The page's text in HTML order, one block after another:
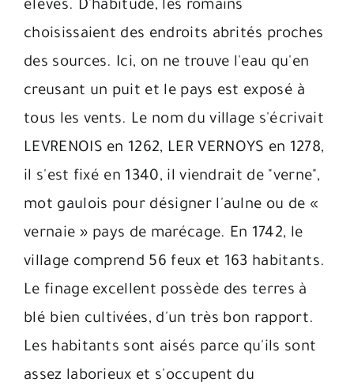
élèves. D'habitude, les romains
choisissaient des endroits abrités proches
des sources. Ici, on ne trouve l'eau qu'en
creusant un puit et le pays est exposé à
tous les vents. Le nom du village s'écrivait
LEVRENOIS en 1262, LER VERNOYS en 1278,
il s'est fixé en 1340, il viendrait de "verne",
mot gaulois pour désigner l'aulne ou de «
vernaie » pays de marécage. En 1742, le
village comprend 56 feux et 163 habitants.
Le finage excellent possède des terres à
blé bien cultivées, d'un très bon rapport.
Les habitants sont aisés parce qu'ils sont
assez laborieux et s'occupent du